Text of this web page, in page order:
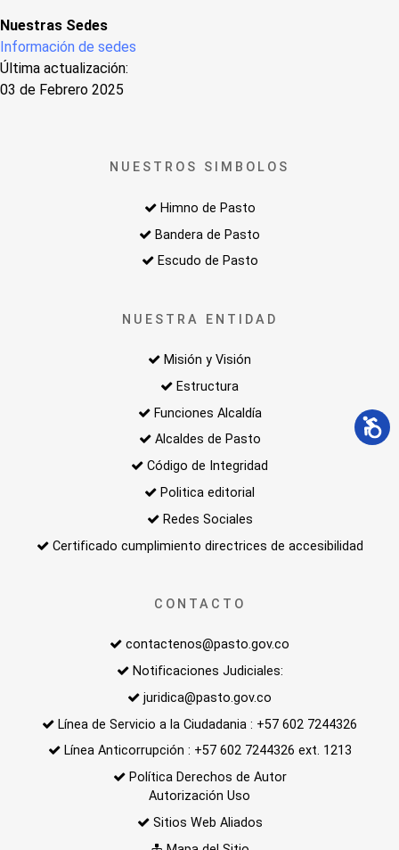
Nuestras Sedes
Información de sedes
Última actualización:
03 de Febrero 2025
NUESTROS SIMBOLOS
Himno de Pasto
Bandera de Pasto
Escudo de Pasto
NUESTRA ENTIDAD
Misión y Visión
Estructura
Funciones Alcaldía
Alcaldes de Pasto
Código de Integridad
Politica editorial
Redes Sociales
Certificado cumplimiento directrices de accesibilidad
CONTACTO
contactenos@pasto.gov.co
Notificaciones Judiciales:
juridica@pasto.gov.co
Línea de Servicio a la Ciudadania : +57 602 7244326
Línea Anticorrupción : +57 602 7244326 ext. 1213
Política Derechos de Autor
Autorización Uso
Sitios Web Aliados